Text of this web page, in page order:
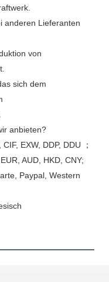
anderen Lieferanten
von
sich dem
anbieten?
EXW, DDP, DDU ；
AUD, HKD, CNY;
Paypal, Western